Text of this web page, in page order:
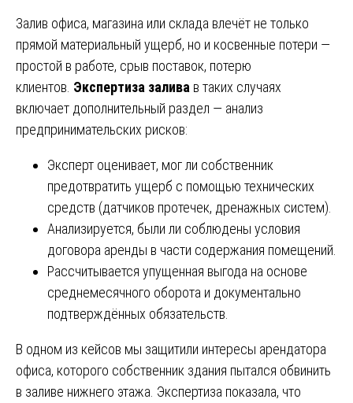
Залив офиса, магазина или склада влечёт не только
прямой материальный ущерб, но и косвенные потери —
простой в работе, срыв поставок, потерю
клиентов. Экспертиза залива в таких случаях
включает дополнительный раздел — анализ
предпринимательских рисков:
Эксперт оценивает, мог ли собственник
предотвратить ущерб с помощью технических
средств (датчиков протечек, дренажных систем).
Анализируется, были ли соблюдены условия
договора аренды в части содержания помещений.
Рассчитывается упущенная выгода на основе
среднемесячного оборота и документально
подтверждённых обязательств.
В одном из кейсов мы защитили интересы арендатора
офиса, которого собственник здания пытался обвинить
в заливе нижнего этажа. Экспертиза показала, что